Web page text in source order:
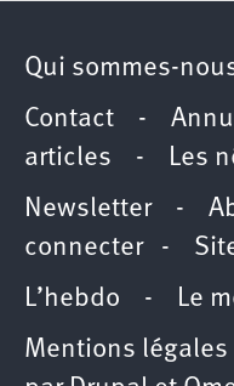
Qui sommes-
Contact -
articles - Les
Newsletter-
connecter-
L’hebdo - Le
Mentions